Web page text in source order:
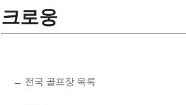
크로웅
← 전국 골프장 목록